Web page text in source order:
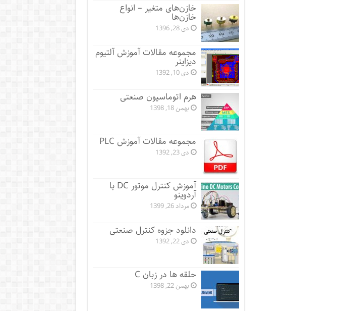
خازن‌های متغیر – انواع
خازن‌ها
دی 28, 1396
مجموعه مقالات آموزش آلتیوم
دیزاینر
دی 10, 1392
هرم اتوماسیون صنعتی
بهمن 18, 1398
مجموعه مقالات آموزش PLC
دی 23, 1392
آموزش کنترل موتور DC با
آردوینو
مرداد 26, 1399
دانلود جزوه کنترل صنعتی
دی 22, 1392
حلقه ها در زبان C
بهمن 22, 1398